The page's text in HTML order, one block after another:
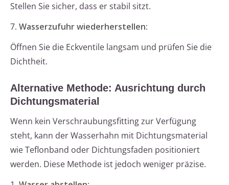
Stellen Sie sicher, dass er stabil sitzt.
7. Wasserzufuhr wiederherstellen:
Öffnen Sie die Eckventile langsam und prüfen Sie die
Dichtheit.
Alternative Methode: Ausrichtung durch
Dichtungsmaterial
Wenn kein Verschraubungsfitting zur Verfügung
steht, kann der Wasserhahn mit Dichtungsmaterial
wie Teflonband oder Dichtungsfaden positioniert
werden. Diese Methode ist jedoch weniger präzise.